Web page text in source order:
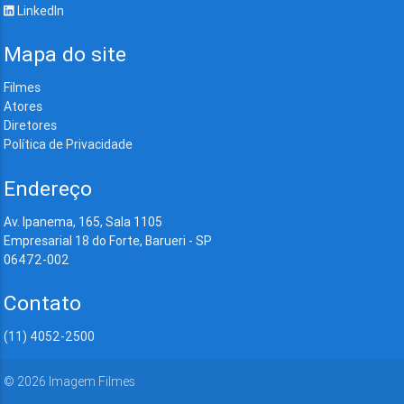
LinkedIn
Mapa do site
Filmes
Atores
Diretores
Política de Privacidade
Endereço
Av. Ipanema, 165, Sala 1105
Empresarial 18 do Forte, Barueri - SP
06472-002
Contato
(11) 4052-2500
© 2026 Imagem Filmes